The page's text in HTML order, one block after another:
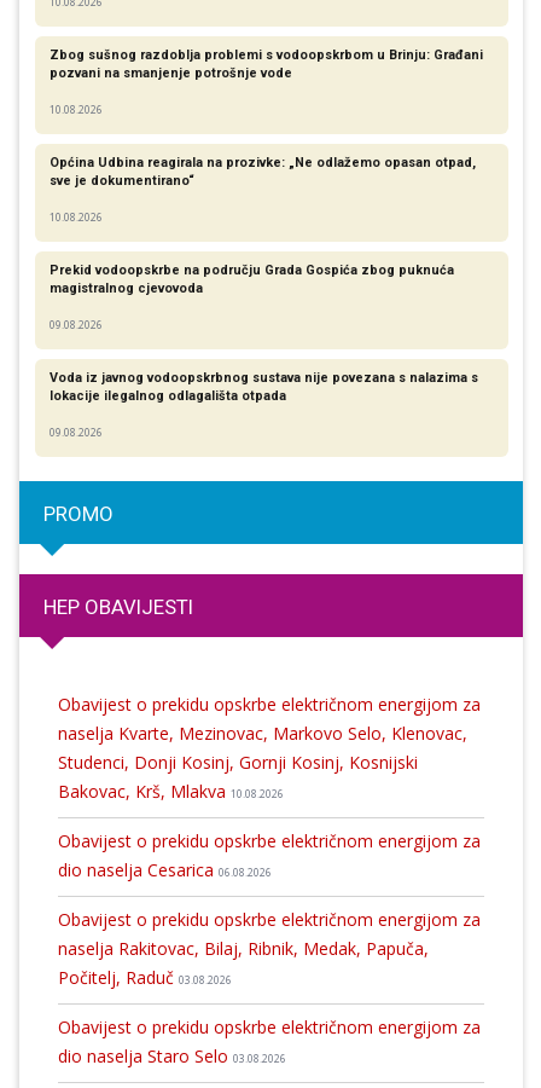
Zbog sušnog razdoblja problemi s vodoopskrbom u Brinju: Građani
pozvani na smanjenje potrošnje vode
10.08.2026
Općina Udbina reagirala na prozivke: „Ne odlažemo opasan otpad,
sve je dokumentirano“
10.08.2026
Prekid vodoopskrbe na području Grada Gospića zbog puknuća
magistralnog cjevovoda
09.08.2026
Voda iz javnog vodoopskrbnog sustava nije povezana s nalazima s
lokacije ilegalnog odlagališta otpada
09.08.2026
PROMO
HEP OBAVIJESTI
Obavijest o prekidu opskrbe električnom energijom za
naselja Kvarte, Mezinovac, Markovo Selo, Klenovac,
Studenci, Donji Kosinj, Gornji Kosinj, Kosnijski
Bakovac, Krš, Mlakva 10.08.2026
Obavijest o prekidu opskrbe električnom energijom za
dio naselja Cesarica 06.08.2026
Obavijest o prekidu opskrbe električnom energijom za
naselja Rakitovac, Bilaj, Ribnik, Medak, Papuča,
Počitelj, Raduč 03.08.2026
Obavijest o prekidu opskrbe električnom energijom za
dio naselja Staro Selo 03.08.2026